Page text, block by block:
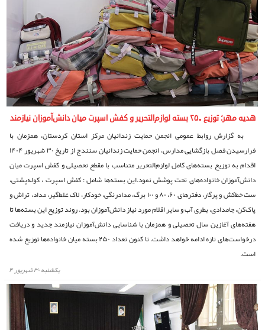
هدیه مهر؛ توزیع ۲۵۰ بسته لوازم‌التحریر و کفش اسپرت میان دانش‌آموزان نیازمند
به گزارش روابط عمومی انجمن حمایت زندانیان مرکز استان کردستان، همزمان با
فرارسیدن فصل بازگشایی مدارس، انجمن حمایت زندانیان سنندج از تاریخ ۳۰ شهریور ۱۴۰۴
اقدام به توزیع بسته‌های کامل لوازم‌التحریر متناسب با مقطع تحصیلی و کفش اسپرت میان
دانش‌آموزان خانواده‌های تحت پوشش نمود.این بسته‌ها شامل : کفش اسپرت ، کوله‌پشتی،
ست خط‌کش و پرگار، دفترهای ۶۰، ۸۰ و ۱۰۰ برگ، مدادرنگی، خودکار، لاک غلط‌گیر، مداد، تراش و
پاک‌کن، جامدادی، بطری آب و سایر اقلام مورد نیاز دانش‌آموزان بود. روند توزیع این بسته‌ها تا
هفته‌های آغازین سال تحصیلی و همزمان با شناسایی دانش‌آموزان نیازمند جدید و دریافت
درخواست‌های تازه ادامه خواهد داشت. تا کنون تعداد ۲۵۰ بسته میان خانواده‌ها توزیع شده
است.
يكشنبه ۳۰ شهریور ۴